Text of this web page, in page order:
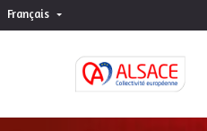
Français Choisir la langue